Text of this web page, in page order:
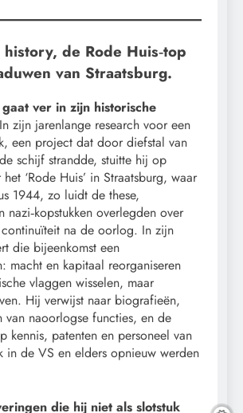
de Rode Huis‑top
van Straatsburg.
ver in zijn historische
In zijn jarenlange research voor een
een project dat door diefstal van
schijf strandde, stuitte hij op
‘Rode Huis’ in Straatsburg, waar
1944, zo luidt de these,
nazi‑kopstukken overlegden over
na de oorlog. In zijn
die bijeenkomst een
macht en kapitaal reorganiseren
vlaggen wisselen, maar
Hij verwijst naar biografieën,
van naoorlogse functies, en de
kennis, patenten en personeel van
in de VS en elders opnieuw werden
die hij niet als slotstuk